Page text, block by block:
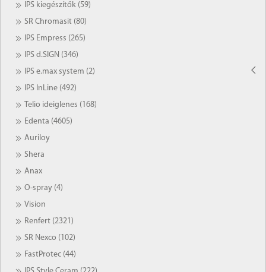
IPS kiegészítők (59)
SR Chromasit (80)
IPS Empress (265)
IPS d.SIGN (346)
IPS e.max system (2)
IPS InLine (492)
Telio ideiglenes (168)
Edenta (4605)
Auriloy
Shera
Anax
O-spray (4)
Vision
Renfert (2321)
SR Nexco (102)
FastProtec (44)